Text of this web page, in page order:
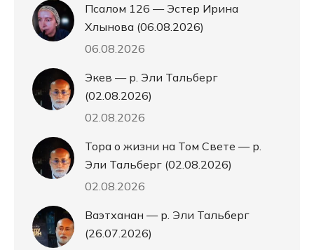
Псалом 126 — Эстер Ирина
Хлынова (06.08.2026)
06.08.2026
Экев — р. Эли Тальберг
(02.08.2026)
02.08.2026
Тора о жизни на Том Свете — р.
Эли Тальберг (02.08.2026)
02.08.2026
Ваэтханан — р. Эли Тальберг
(26.07.2026)